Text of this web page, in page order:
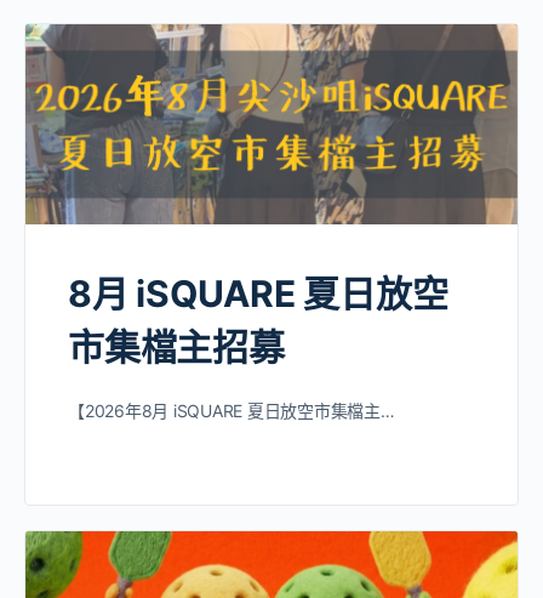
8月 iSQUARE 夏日放空
市集檔主招募
【2026年8月 iSQUARE 夏日放空市集檔主…